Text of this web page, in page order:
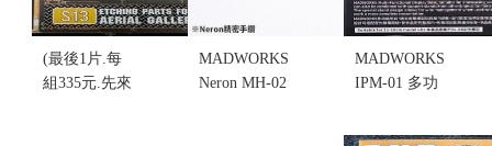
(最後1片.每
組335元.先來
MADWORKS
Neron MH-02
MADWORKS
IPM-01 多功
極霧黑(不挑